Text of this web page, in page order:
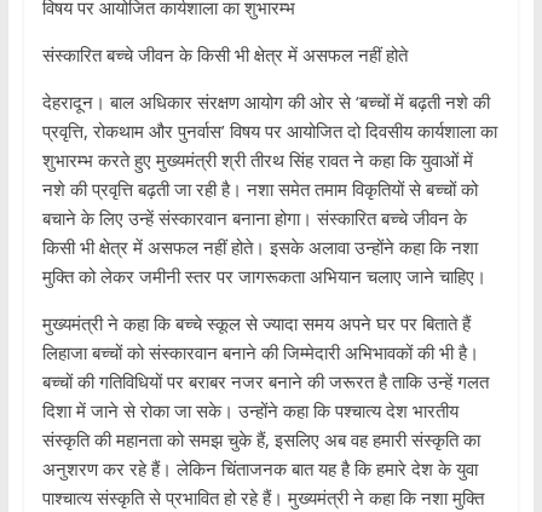
विषय पर आयोजित कार्यशाला का शुभारम्भ
संस्कारित बच्चे जीवन के किसी भी क्षेत्र में असफल नहीं होते
देहरादून। बाल अधिकार संरक्षण आयोग की ओर से ‘बच्चों में बढ़ती नशे की
प्रवृत्ति, रोकथाम और पुनर्वास’ विषय पर आयोजित दो दिवसीय कार्यशाला का
शुभारम्भ करते हुए मुख्यमंत्री श्री तीरथ सिंह रावत ने कहा कि युवाओं में
नशे की प्रवृत्ति बढ़ती जा रही है। नशा समेत तमाम विकृतियों से बच्चों को
बचाने के लिए उन्हें संस्कारवान बनाना होगा। संस्कारित बच्चे जीवन के
किसी भी क्षेत्र में असफल नहीं होते। इसके अलावा उन्होंने कहा कि नशा
मुक्ति को लेकर जमीनी स्तर पर जागरूकता अभियान चलाए जाने चाहिए।
मुख्यमंत्री ने कहा कि बच्चे स्कूल से ज्यादा समय अपने घर पर बिताते हैं
लिहाजा बच्चों को संस्कारवान बनाने की जिम्मेदारी अभिभावकों की भी है।
बच्चों की गतिविधियों पर बराबर नजर बनाने की जरूरत है ताकि उन्हें गलत
दिशा में जाने से रोका जा सके। उन्होंने कहा कि पश्चात्य देश भारतीय
संस्कृति की महानता को समझ चुके हैं, इसलिए अब वह हमारी संस्कृति का
अनुशरण कर रहे हैं। लेकिन चिंताजनक बात यह है कि हमारे देश के युवा
पाश्चात्य संस्कृति से प्रभावित हो रहे हैं। मुख्यमंत्री ने कहा कि नशा मुक्ति